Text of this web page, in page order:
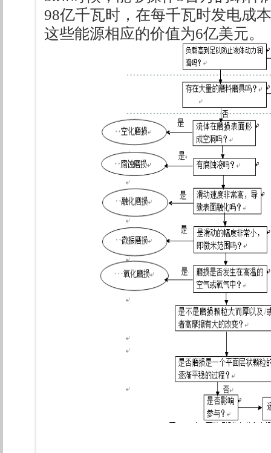
98亿千瓦时，在每千瓦时发电成
这些能源相应的价值为6亿美元。